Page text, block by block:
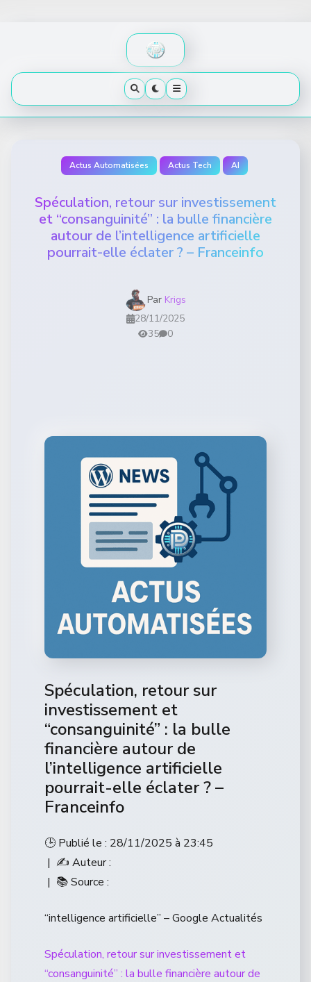
Actus Automatisées Actus Tech AI
Spéculation, retour sur investissement
et “consanguinité” : la bulle financière
autour de l’intelligence artificielle
pourrait-elle éclater ? – Franceinfo
Par Krigs
28/11/2025
35
0
Spéculation, retour sur
investissement et
“consanguinité” : la bulle
financière autour de
l’intelligence artificielle
pourrait-elle éclater ? –
Franceinfo
🕒 Publié le : 28/11/2025 à 23:45
| ✍️ Auteur :
| 📚 Source :
“intelligence artificielle” – Google Actualités
Spéculation, retour sur investissement et
“consanguinité” : la bulle financière autour de